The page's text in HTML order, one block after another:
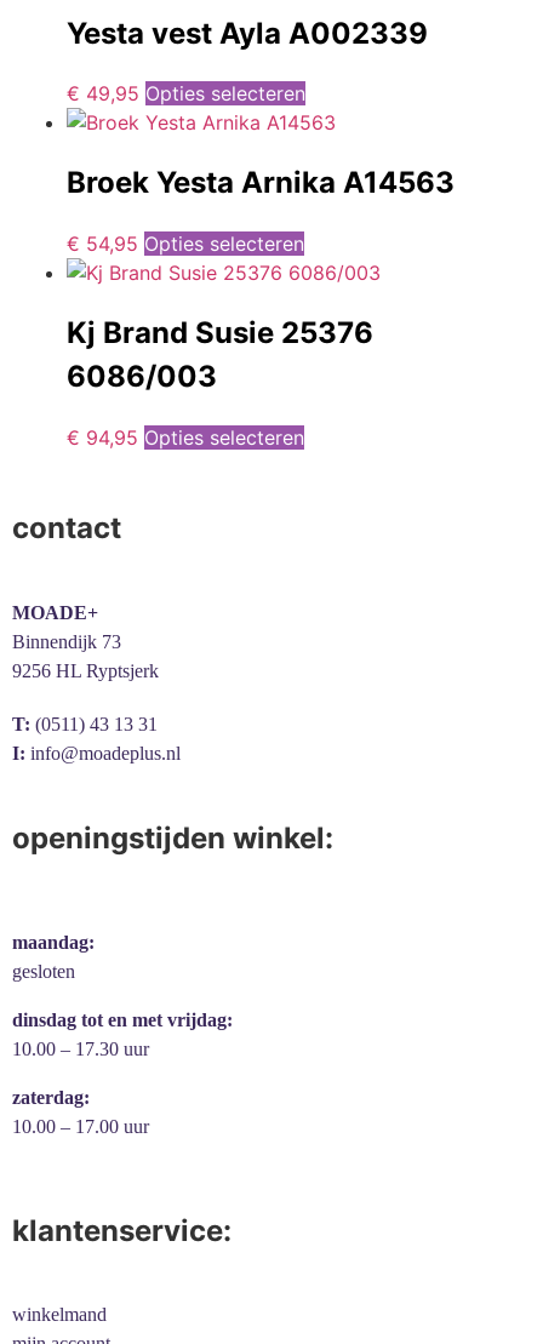
Yesta vest Ayla A002339
€ 49,95 Opties selecteren
Broek Yesta Arnika A14563
€ 54,95 Opties selecteren
Kj Brand Susie 25376
6086/003
€ 94,95 Opties selecteren
contact
MOADE+
Binnendijk 73
9256 HL Ryptsjerk
T: (0511) 43 13 31
I: info@moadeplus.nl
openingstijden winkel:
maandag:
gesloten
dinsdag tot en met vrijdag:
10.00 – 17.30 uur
zaterdag:
10.00 – 17.00 uur
klantenservice:
winkelmand